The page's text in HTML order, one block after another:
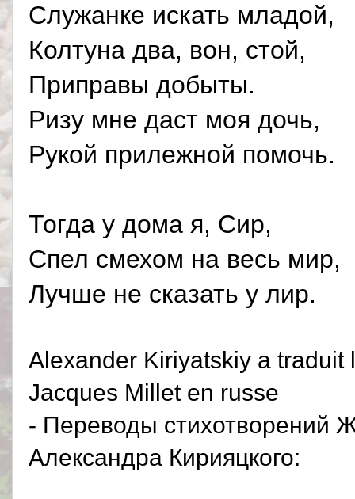
Служанке искать младой,
Колтуна два, вон, стой,
Приправы добыты.
Ризу мне даст моя дочь,
Рукой прилежной помочь.
Тогда у дома я, Сир,
Спел смехом на весь мир,
Лучше не сказать у лир.
Alexander Kiriyatskiy a traduit
Jacques Millet en russe
- Переводы стихотворений
Александра Кирияцкого: